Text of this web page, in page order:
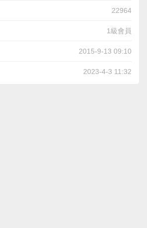
22964
1級會員
2015-9-13 09:10
2023-4-3 11:32